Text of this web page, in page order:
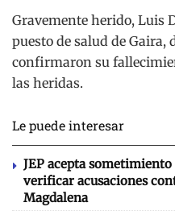
Gravemente herido, Luis
puesto de salud de Gaira,
confirmaron su
las heridas.
Le puede interesar
JEP acepta
verificar acusaciones
Magdalena